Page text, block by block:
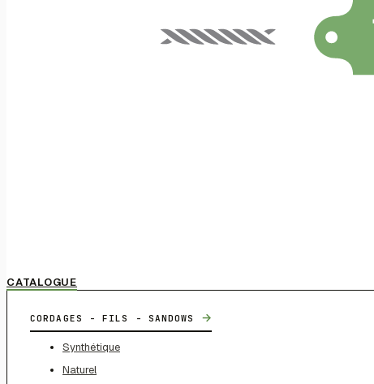
CATALOGUE
CORDAGES - FILS - SANDOWS →
Synthétique
Naturel